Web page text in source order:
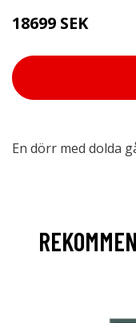
18699 SEK
En dörr med dolda